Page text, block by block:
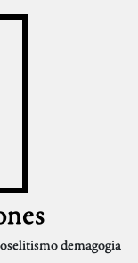
demagogia